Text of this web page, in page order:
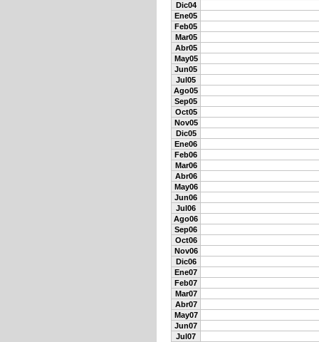
Dic04
Ene05
Feb05
Mar05
Abr05
May05
Jun05
Jul05
Ago05
Sep05
Oct05
Nov05
Dic05
Ene06
Feb06
Mar06
Abr06
May06
Jun06
Jul06
Ago06
Sep06
Oct06
Nov06
Dic06
Ene07
Feb07
Mar07
Abr07
May07
Jun07
Jul07